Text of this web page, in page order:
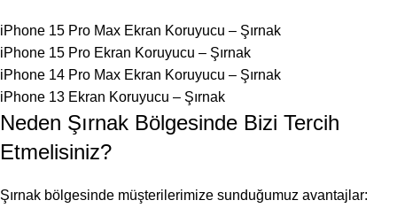
iPhone 15 Pro Max Ekran Koruyucu – Şırnak
iPhone 15 Pro Ekran Koruyucu – Şırnak
iPhone 14 Pro Max Ekran Koruyucu – Şırnak
iPhone 13 Ekran Koruyucu – Şırnak
Neden Şırnak Bölgesinde Bizi Tercih
Etmelisiniz?
Şırnak bölgesinde müşterilerimize sunduğumuz avantajlar: